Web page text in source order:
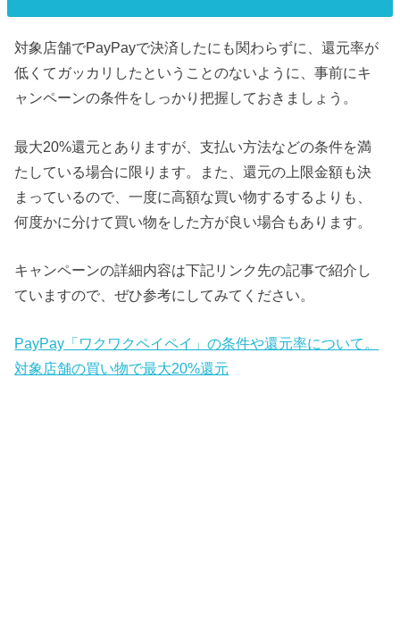
対象店舗でPayPayで決済したにも関わらずに、還元率が
低くてガッカリしたということのないように、事前にキ
ャンペーンの条件をしっかり把握しておきましょう。
最大20%還元とありますが、支払い方法などの条件を満
たしている場合に限ります。また、還元の上限金額も決
まっているので、一度に高額な買い物するするよりも、
何度かに分けて買い物をした方が良い場合もあります。
キャンペーンの詳細内容は下記リンク先の記事で紹介し
ていますので、ぜひ参考にしてみてください。
PayPay「ワクワクペイペイ」の条件や還元率について。
対象店舗の買い物で最大20%還元